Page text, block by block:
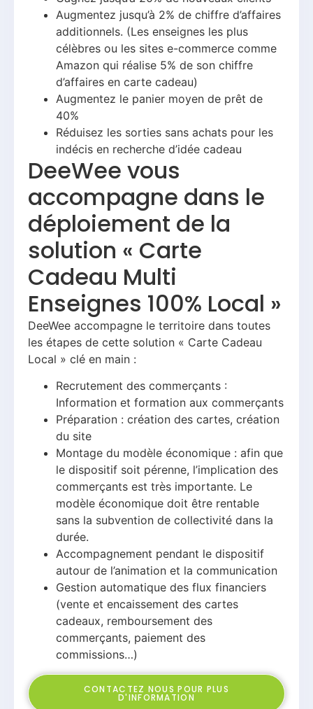
Augmentez jusqu’à 2% de chiffre d’affaires
additionnels. (Les enseignes les plus
célèbres ou les sites e-commerce comme
Amazon qui réalise 5% de son chiffre
d’affaires en carte cadeau)
Augmentez le panier moyen de prêt de
40%
Réduisez les sorties sans achats pour les
indécis en recherche d’idée cadeau
DeeWee vous
accompagne dans le
déploiement de la
solution « Carte
Cadeau Multi
Enseignes 100% Local »
DeeWee accompagne le territoire dans toutes
les étapes de cette solution « Carte Cadeau
Local » clé en main :
Recrutement des commerçants :
Information et formation aux commerçants
Préparation : création des cartes, création
du site
Montage du modèle économique : afin que
le dispositif soit pérenne, l’implication des
commerçants est très importante. Le
modèle économique doit être rentable
sans la subvention de collectivité dans la
durée.
Accompagnement pendant le dispositif
autour de l’animation et la communication
Gestion automatique des flux financiers
(vente et encaissement des cartes
cadeaux, remboursement des
commerçants, paiement des
commissions…)
CONTACTEZ NOUS POUR PLUS
D'INFORMATION